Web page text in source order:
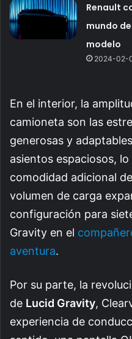
Renault
mundo
modelo
2024-02-
En el interior, la
camioneta son las
generosas y
asientos espaciosos,
comodidad adicional
volumen de carga
configuración para
Gravity en el
aventura.
Por su parte, la
de Lucid Gravity,
experiencia de